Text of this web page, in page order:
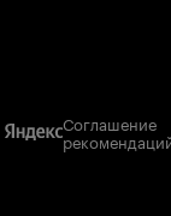
Соглашение